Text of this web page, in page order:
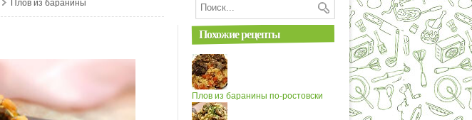
Плов из баранины
Похожие рецепты
Плов из баранины по-ростовски